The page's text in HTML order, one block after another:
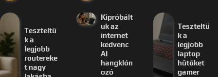
Teszteltü
k a
legjobb
routereke
t nagy
Kipróbált
uk az
internet
kedvenc
AI
hangklón
ozó
Teszteltü
k a
legjobb
laptop
hűtőket
gamer